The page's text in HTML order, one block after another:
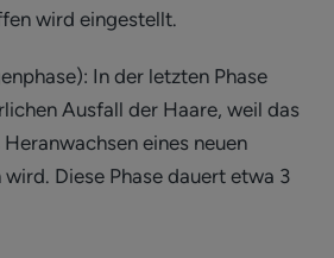
wird eingestellt.
In der letzten Phase
Ausfall der Haare, weil das
eines neuen
Diese Phase dauert etwa 3